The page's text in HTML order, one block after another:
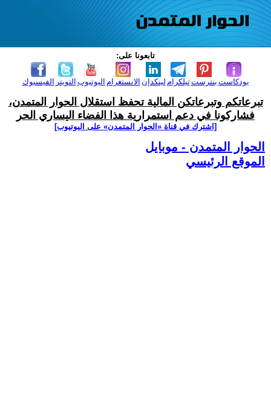
تابعونا على:
الفيسبوك التويتر اليوتيوب الانستغرام لينكدإن تيلكرامبنترست بودكاست
تبرعاتكم وتبرعاتكن المالية تحفظ استقلال الحوار المتمدن،
فشاركونا في دعم استمرارية هذا الفضاء اليساري الحر
[اشترك في قناة ‫«الحوار المتمدن» على اليوتيوب]
الحوار المتمدن - موبايل
الموقع الرئيسي